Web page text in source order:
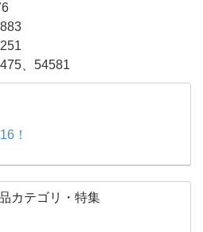
、54581
！
カテゴリ・特集